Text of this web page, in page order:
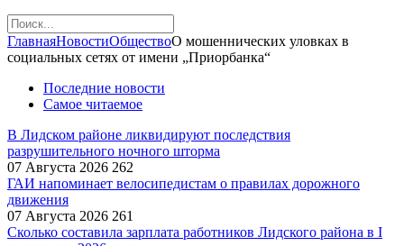
ГлавнаяНовостиОбществоО мошеннических уловках в
социальных сетях от имени „Приорбанка“
Последние новости
Самое читаемое
В Лидском районе ликвидируют последствия
разрушительного ночного шторма
07 Августа 2026 262
ГАИ напоминает велосипедистам о правилах дорожного
движения
07 Августа 2026 261
Сколько составила зарплата работников Лидского района в I